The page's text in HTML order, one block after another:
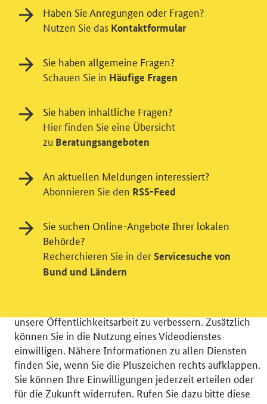
© 2026 Bundesministerium für Wirtschaft und Energie
RSS
Benutzerhinweise
Inhaltsverzeichnis
Einwilligung in Tracking und / oder
Videodienst
Wir bitten Sie an dieser Stelle um Ihre Einwilligung für
verschiedene Zusatzdienste unserer Webseite: Wir
unsere Öffentlichkeitsarbeit zu verbessern. Zusätzlich
können Sie in die Nutzung eines Videodienstes
einwilligen. Nähere Informationen zu allen Diensten
finden Sie, wenn Sie die Pluszeichen rechts aufklappen.
Sie können Ihre Einwilligungen jederzeit erteilen oder
für die Zukunft widerrufen. Rufen Sie dazu bitte diese
Haben Sie Anregungen oder Fragen?
Nutzen Sie das Kontaktformular
Sie haben allgemeine Fragen?
Schauen Sie in Häufige Fragen
Sie haben inhaltliche Fragen?
Hier finden Sie eine Übersicht
zu Beratungsangeboten
An aktuellen Meldungen interessiert?
Abonnieren Sie den RSS-Feed
Sie suchen Online-Angebote Ihrer lokalen
Behörde?
Recherchieren Sie in der Servicesuche von
Bund und Ländern